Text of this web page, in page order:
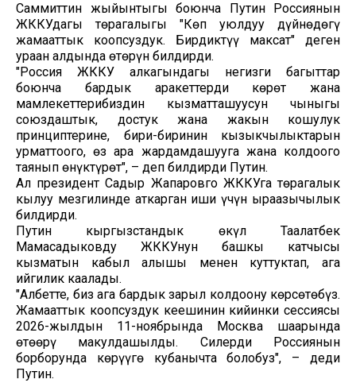
Саммиттин жыйынтыгы боюнча Путин Россиянын
ЖККУдагы төрагалыгы "Көп уюлдуу дүйнөдөгү
жамааттык коопсуздук. Бирдиктүү максат" деген
ураан алдында өтөрүн билдирди.
"Россия ЖККУ алкагындагы негизги багыттар
боюнча бардык аракеттерди көрөт жана
мамлекеттерибиздин кызматташуусун чыныгы
союздаштык, достук жана жакын коңшулук
принциптерине, бири-биринин кызыкчылыктарын
урматтоого, өз ара жардамдашууга жана колдоого
таянып өнүктүрөт", – деп билдирди Путин.
Ал президент Садыр Жапаровго ЖККУга төрагалык
кылуу мезгилинде аткарган иши үчүн ыраазычылык
билдирди.
Путин кыргызстандык өкүл Таалатбек
Мамасадыковду ЖККУнун башкы катчысы
кызматын кабыл алышы менен куттуктап, ага
ийгилик каалады.
"Албетте, биз ага бардык зарыл колдоону көрсөтөбүз.
Жамааттык коопсуздук кеңешинин кийинки сессиясы
2026-жылдын 11-ноябрында Москва шаарында
өтөөрү макулдашылды. Силерди Россиянын
борборунда көрүүгө кубанычта болобуз", – деди
Путин.